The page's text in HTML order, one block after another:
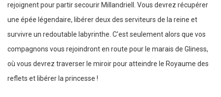
rejoignent pour partir secourir Millandriell. Vous devrez récupérer
une épée légendaire, libérer deux des serviteurs de la reine et
survivre un redoutable labyrinthe. C'est seulement alors que vos
compagnons vous rejoindront en route pour le marais de Gliness,
où vous devrez traverser le miroir pour atteindre le Royaume des
reflets et libérer la princesse !